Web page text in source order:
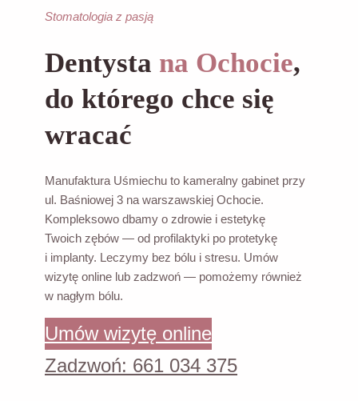
Stomatologia z pasją
Dentysta na Ochocie,
do którego chce się
wracać
Manufaktura Uśmiechu to kameralny gabinet przy
ul. Baśniowej 3 na warszawskiej Ochocie.
Kompleksowo dbamy o zdrowie i estetykę
Twoich zębów — od profilaktyki po protetykę
i implanty. Leczymy bez bólu i stresu. Umów
wizytę online lub zadzwoń — pomożemy również
w nagłym bólu.
Umów wizytę online
Zadzwoń: 661 034 375